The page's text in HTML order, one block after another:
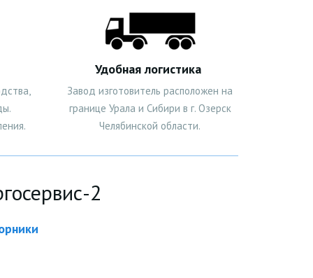
Удобная логистика
Завод изготовитель расположен на
границе Урала и Сибири в г. Озерск
Челябинской области.
2